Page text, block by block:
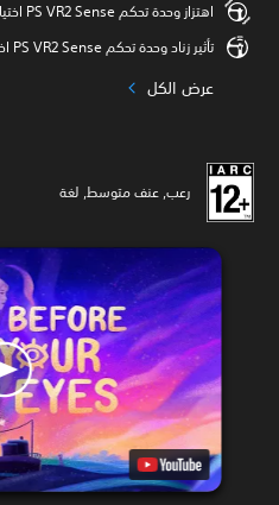
اهتزاز وحدة تحكم PS VR2 Sense اختياري
تأثير زناد وحدة تحكم PS VR2 Sense اختياري
عرض الكل
رعب, عنف متوسط, لغة